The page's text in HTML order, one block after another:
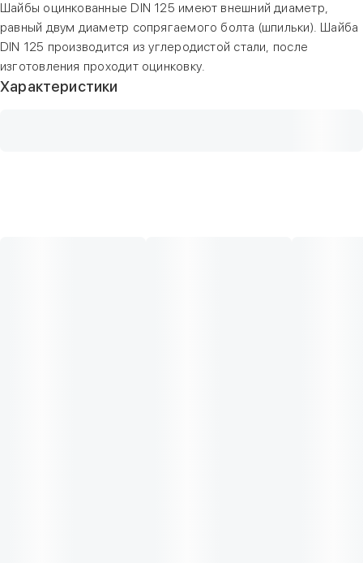
Шайбы оцинкованные DIN 125 имеют внешний диаметр,
равный двум диаметр сопрягаемого болта (шпильки). Шайба
DIN 125 производится из углеродистой стали, после
изготовления проходит оцинковку.
Характеристики